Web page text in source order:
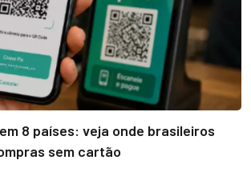
8 países: veja onde brasileiros
sem cartão